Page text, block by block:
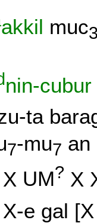
akkil muc3
nin-cubur
ta
7-mu7 an
X UM? X
X-e gal [X